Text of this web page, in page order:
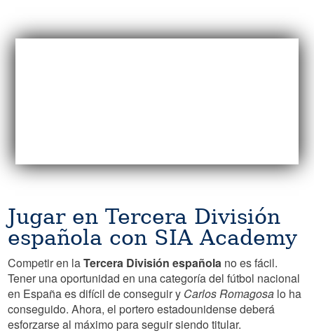
Jugar en Tercera División
española con SIA Academy
Competir en laTercera División española no es fácil.
Tener una oportunidad en una categoría del fútbol nacional
en España es difícil de conseguir y Carlos Romagosa lo ha
conseguido. Ahora, el portero estadounidense deberá
esforzarse al máximo para seguir siendo titular.